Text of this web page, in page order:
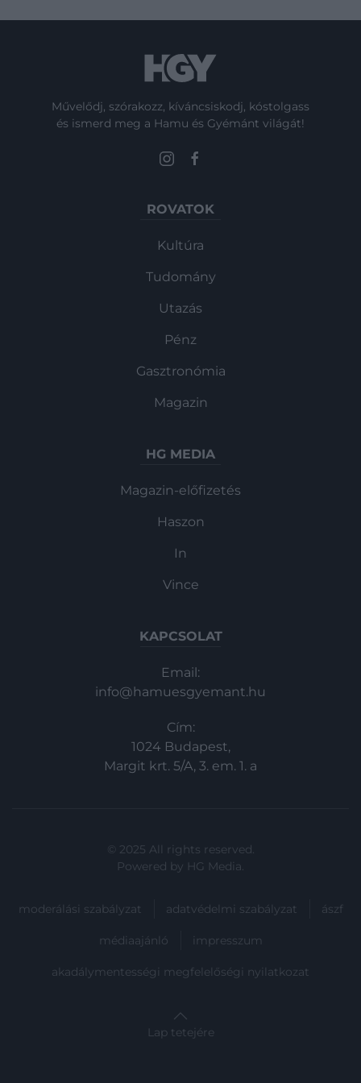
Művelődj, szórakozz, kíváncsiskodj, kóstolgass
és ismerd meg a Hamu és Gyémánt világát!
ROVATOK
Kultúra
Tudomány
Utazás
Pénz
Gasztronómia
Magazin
HG MEDIA
Magazin-előfizetés
Haszon
In
Vince
KAPCSOLAT
Email:
info@hamuesgyemant.hu
Cím:
1024 Budapest,
Margit krt. 5/A, 3. em. 1. a
© 2025 All rights reserved.
Powered by HG Media.
moderálási szabályzat adatvédelmi szabályzat ászf
médiaajánló impresszum
akadálymentességi megfelelőségi nyilatkozat
Lap tetejére